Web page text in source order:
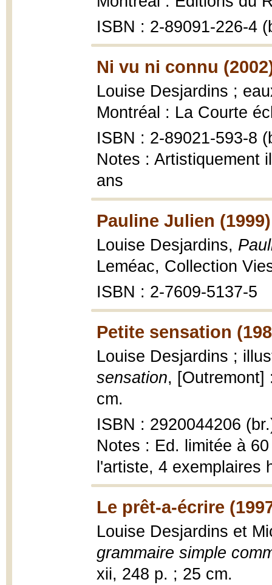
ISBN : 2-89091-226-4
Ni vu ni connu
Louise Desjardins ;
Montréal : La Courte
ISBN : 2-89021-593-8
Notes : Artistiquement
ans
Pauline Julien (1999)
Louise Desjardins,
Leméac, Collection
ISBN : 2-7609-5137-5
Petite sensation
Louise Desjardins ;
sensation, [Outremont]
cm.
ISBN : 2920044206
Notes : Ed. limitée à
l'artiste, 4 exemplaires
Le prêt-a-écrire
Louise Desjardins et
grammaire simple
xii, 248 p. ; 25 cm.